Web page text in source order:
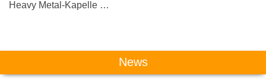
Heavy Metal-Kapelle …
News